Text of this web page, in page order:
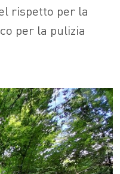
rispetto per la
per la pulizia